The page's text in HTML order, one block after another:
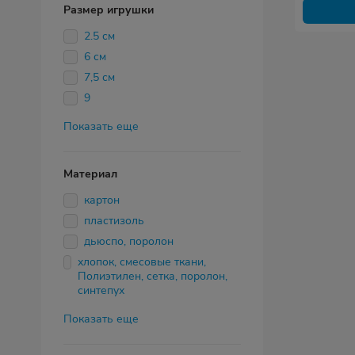
Размер игрушки
2.5 см
6 см
7,5 см
9
Показать еще
Материал
картон
пластизоль
дьюспо, поролон
хлопок, смесовые ткани,
Полиэтилен, сетка, поролон,
синтепух
Показать еще